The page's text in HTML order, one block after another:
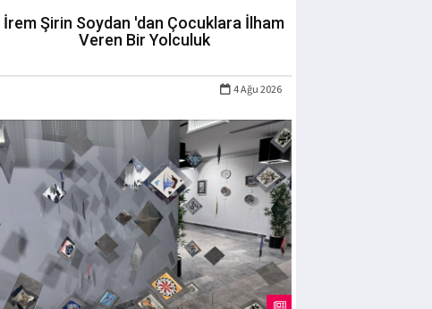
İrem Şirin Soydan 'dan Çocuklara İlham
Veren Bir Yolculuk
4 Ağu 2026